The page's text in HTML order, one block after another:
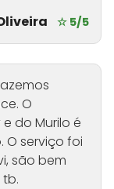
☆ 5/5
O
do Murilo é
O serviço foi
são bem